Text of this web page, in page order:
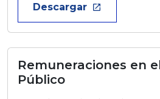
Descargar launch
Remuneraciones en
Público